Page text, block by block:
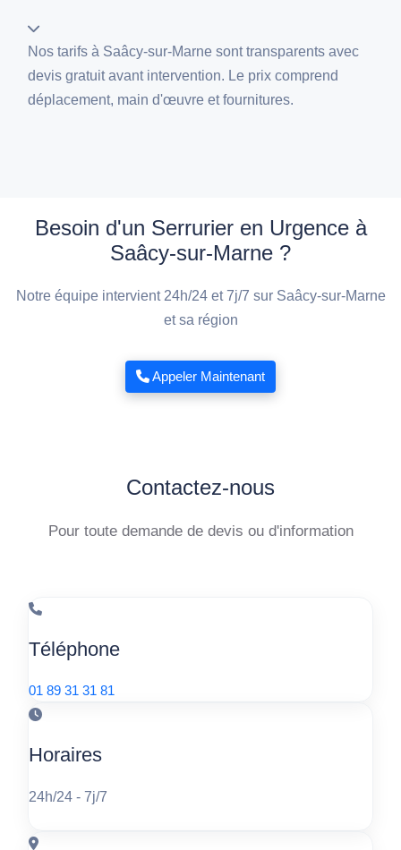
Nos tarifs à Saâcy-sur-Marne sont transparents avec
devis gratuit avant intervention. Le prix comprend
déplacement, main d'œuvre et fournitures.
Besoin d'un Serrurier en Urgence à
Saâcy-sur-Marne ?
Notre équipe intervient 24h/24 et 7j/7 sur Saâcy-sur-Marne
et sa région
Appeler Maintenant
Contactez-nous
Pour toute demande de devis ou d'information
Téléphone
01 89 31 31 81
Horaires
24h/24 - 7j/7